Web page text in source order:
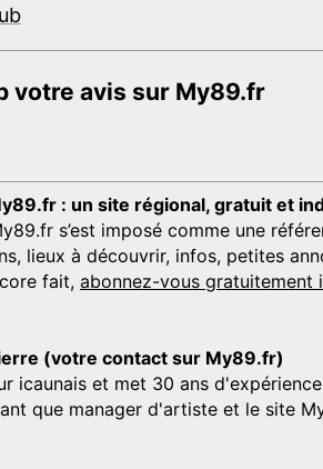
votre avis sur My89.fr
: un site régional, gratuit et
s’est imposé comme une
lieux à découvrir, infos, petites
fait, abonnez-vous gratuitement
(votre contact sur My89.fr)
icaunais et met 30 ans
que manager d'artiste et le site